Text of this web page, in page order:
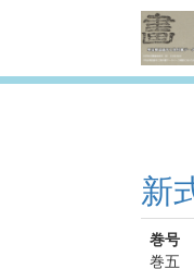
新
巻号
巻五